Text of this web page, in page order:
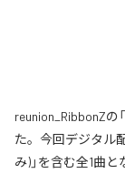
reunion_RibbonZの
た。今回デジタル
み)」を含む全1曲と